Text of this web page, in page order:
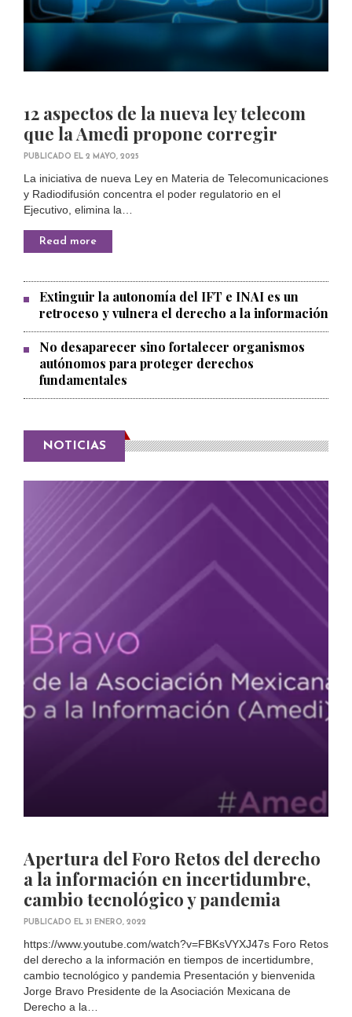
12 aspectos de la nueva ley telecom
que la Amedi propone corregir
PUBLICADO EL 2 MAYO, 2025
La iniciativa de nueva Ley en Materia de Telecomunicaciones
y Radiodifusión concentra el poder regulatorio en el
Ejecutivo, elimina la…
Read more
Extinguir la autonomía del IFT e INAI es un
retroceso y vulnera el derecho a la información
No desaparecer sino fortalecer organismos
autónomos para proteger derechos
fundamentales
NOTICIAS
Apertura del Foro Retos del derecho
a la información en incertidumbre,
cambio tecnológico y pandemia
PUBLICADO EL 31 ENERO, 2022
https://www.youtube.com/watch?v=FBKsVYXJ47s Foro Retos
del derecho a la información en tiempos de incertidumbre,
cambio tecnológico y pandemia Presentación y bienvenida
Jorge Bravo Presidente de la Asociación Mexicana de
Derecho a la…